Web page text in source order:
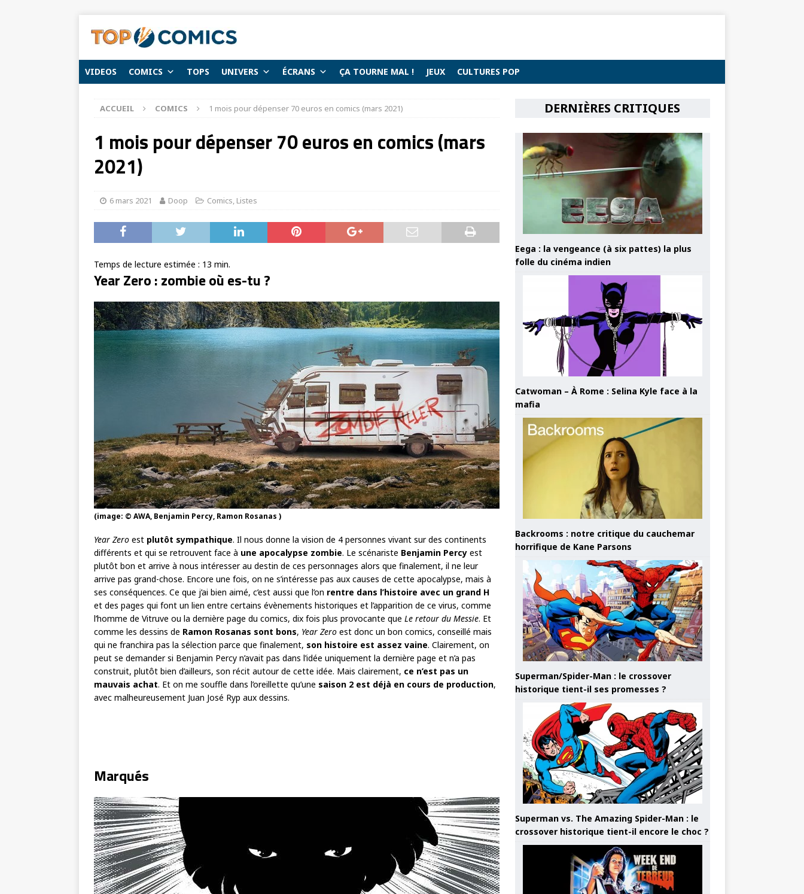
VIDEOS COMICS TOPS UNIVERS ÉCRANS ÇA TOURNE MAL ! JEUX CULTURES POP
ACCUEIL COMICS 1 mois pour dépenser 70 euros en comics (mars 2021)
1 mois pour dépenser 70 euros en comics (mars
2021)
6 mars 2021 Doop Comics, Listes
Temps de lecture estimée : 13 min.
Year Zero : zombie où es-tu ?
(image: © AWA, Benjamin Percy, Ramon Rosanas )
Year Zero est plutôt sympathique. Il nous donne la vision de 4 personnes vivant sur des continents
différents et qui se retrouvent face à une apocalypse zombie. Le scénariste Benjamin Percy est
plutôt bon et arrive à nous intéresser au destin de ces personnages alors que finalement, il ne leur
arrive pas grand-chose. Encore une fois, on ne s’intéresse pas aux causes de cette apocalypse, mais à
ses conséquences. Ce que j’ai bien aimé, c’est aussi que l’on rentre dans l’histoire avec un grand H
et des pages qui font un lien entre certains évènements historiques et l’apparition de ce virus, comme
l’homme de Vitruve ou la dernière page du comics, dix fois plus provocante que Le retour du Messie. Et
comme les dessins de Ramon Rosanas sont bons, Year Zero est donc un bon comics, conseillé mais
qui ne franchira pas la sélection parce que finalement, son histoire est assez vaine. Clairement, on
peut se demander si Benjamin Percy n’avait pas dans l’idée uniquement la dernière page et n’a pas
construit, plutôt bien d’ailleurs, son récit autour de cette idée. Mais clairement, ce n’est pas un
mauvais achat. Et on me souffle dans l’oreillette qu’une saison 2 est déjà en cours de production,
avec malheureusement Juan José Ryp aux dessins.
Marqués
DERNIÈRES CRITIQUES
Eega : la vengeance (à six pattes) la plus
folle du cinéma indien
Catwoman – À Rome : Selina Kyle face à la
mafia
Backrooms : notre critique du cauchemar
horrifique de Kane Parsons
Superman/Spider-Man : le crossover
historique tient-il ses promesses ?
Superman vs. The Amazing Spider-Man : le
crossover historique tient-il encore le choc ?